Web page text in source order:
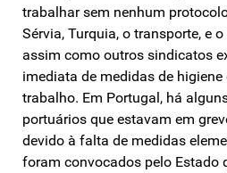
trabalhar sem nenhum
Sérvia, Turquia, o transporte, e
assim como outros sindicatos
imediata de medidas de
trabalho. Em Portugal, há
portuários que estavam em
devido à falta de medidas
foram convocados pelo Estado